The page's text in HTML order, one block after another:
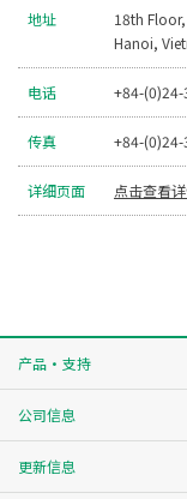
地址
18th
Hanoi,
电话 +84-(0)24-
传真 +84-
详细页面 点击查看
产品・支持
公司信息
更新信息